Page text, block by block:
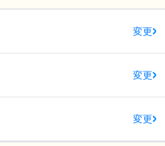
変更
変更
変更